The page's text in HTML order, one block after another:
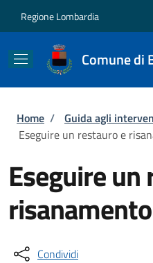
Regione Lombardia
Comune di
Briciole di
Home / Guida agli
Eseguire un restauro e
Eseguire
Condividi